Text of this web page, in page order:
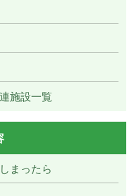
施設一覧
まったら